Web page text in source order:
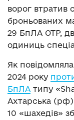
ворог втратив
броньованих
29 БпЛА ОТР,
одиниць
Як
2024 року
БпЛА типу
Ахтарська (рф).
10 «шахедів»